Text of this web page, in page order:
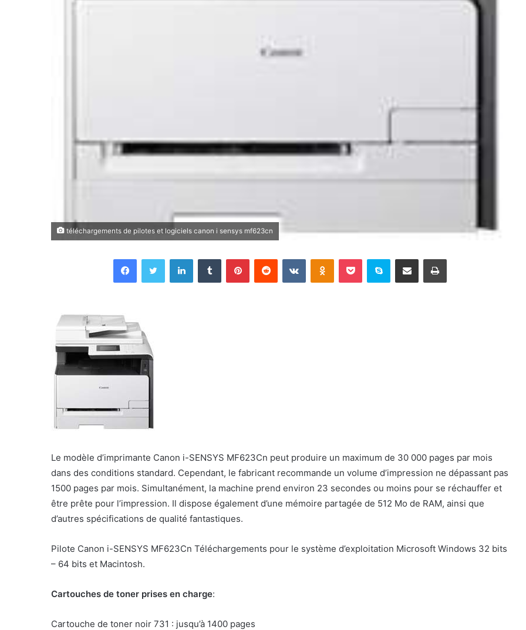
téléchargements de pilotes et logiciels canon i sensys mf623cn
FacebookTwitter LinkedinTumblr PinterestReddit VKontakteOdnoklassniki
Pocket Skype Partager par email Imprimer
Le modèle d’imprimante Canon i-SENSYS MF623Cn peut produire un maximum de 30 000 pages par mois
dans des conditions standard. Cependant, le fabricant recommande un volume d’impression ne dépassant pas
1500 pages par mois. Simultanément, la machine prend environ 23 secondes ou moins pour se réchauffer et
être prête pour l’impression. Il dispose également d’une mémoire partagée de 512 Mo de RAM, ainsi que
d’autres spécifications de qualité fantastiques.
Pilote Canon i-SENSYS MF623Cn Téléchargements pour le système d’exploitation Microsoft Windows 32 bits
– 64 bits et Macintosh.
Cartouches de toner prises en charge:
Cartouche de toner noir 731 : jusqu’à 1400 pages